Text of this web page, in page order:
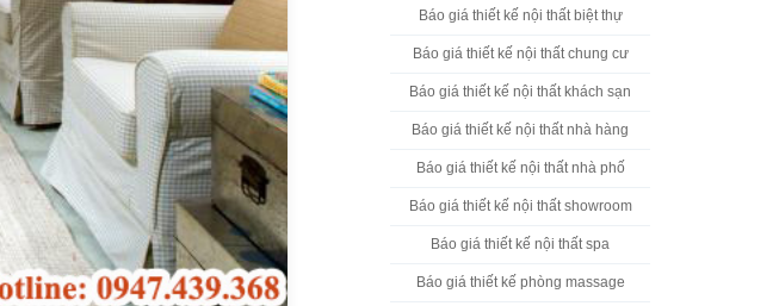
Báo giá thiết kế nội thất biệt thự
Báo giá thiết kế nội thất chung cư
Báo giá thiết kế nội thất khách sạn
Báo giá thiết kế nội thất nhà hàng
Báo giá thiết kế nội thất nhà phố
Báo giá thiết kế nội thất showroom
Báo giá thiết kế nội thất spa
Báo giá thiết kế phòng massage